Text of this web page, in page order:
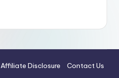
Affiliate Disclosure Contact Us